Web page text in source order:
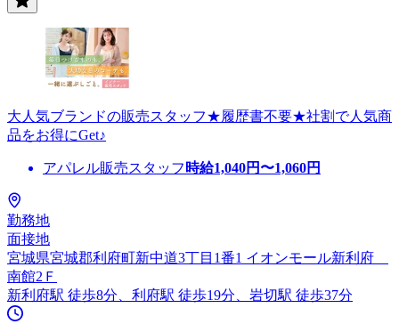
大人気ブランドの販売スタッフ★履歴書不要★社割で人気商
品をお得にGet♪
アパレル販売スタッフ 時給1,040円〜1,060円
勤務地
面接地
宮城県宮城郡利府町新中道3丁目1番1 イオンモール新利府
南館2Ｆ
新利府駅 徒歩8分、利府駅 徒歩19分、岩切駅 徒歩37分